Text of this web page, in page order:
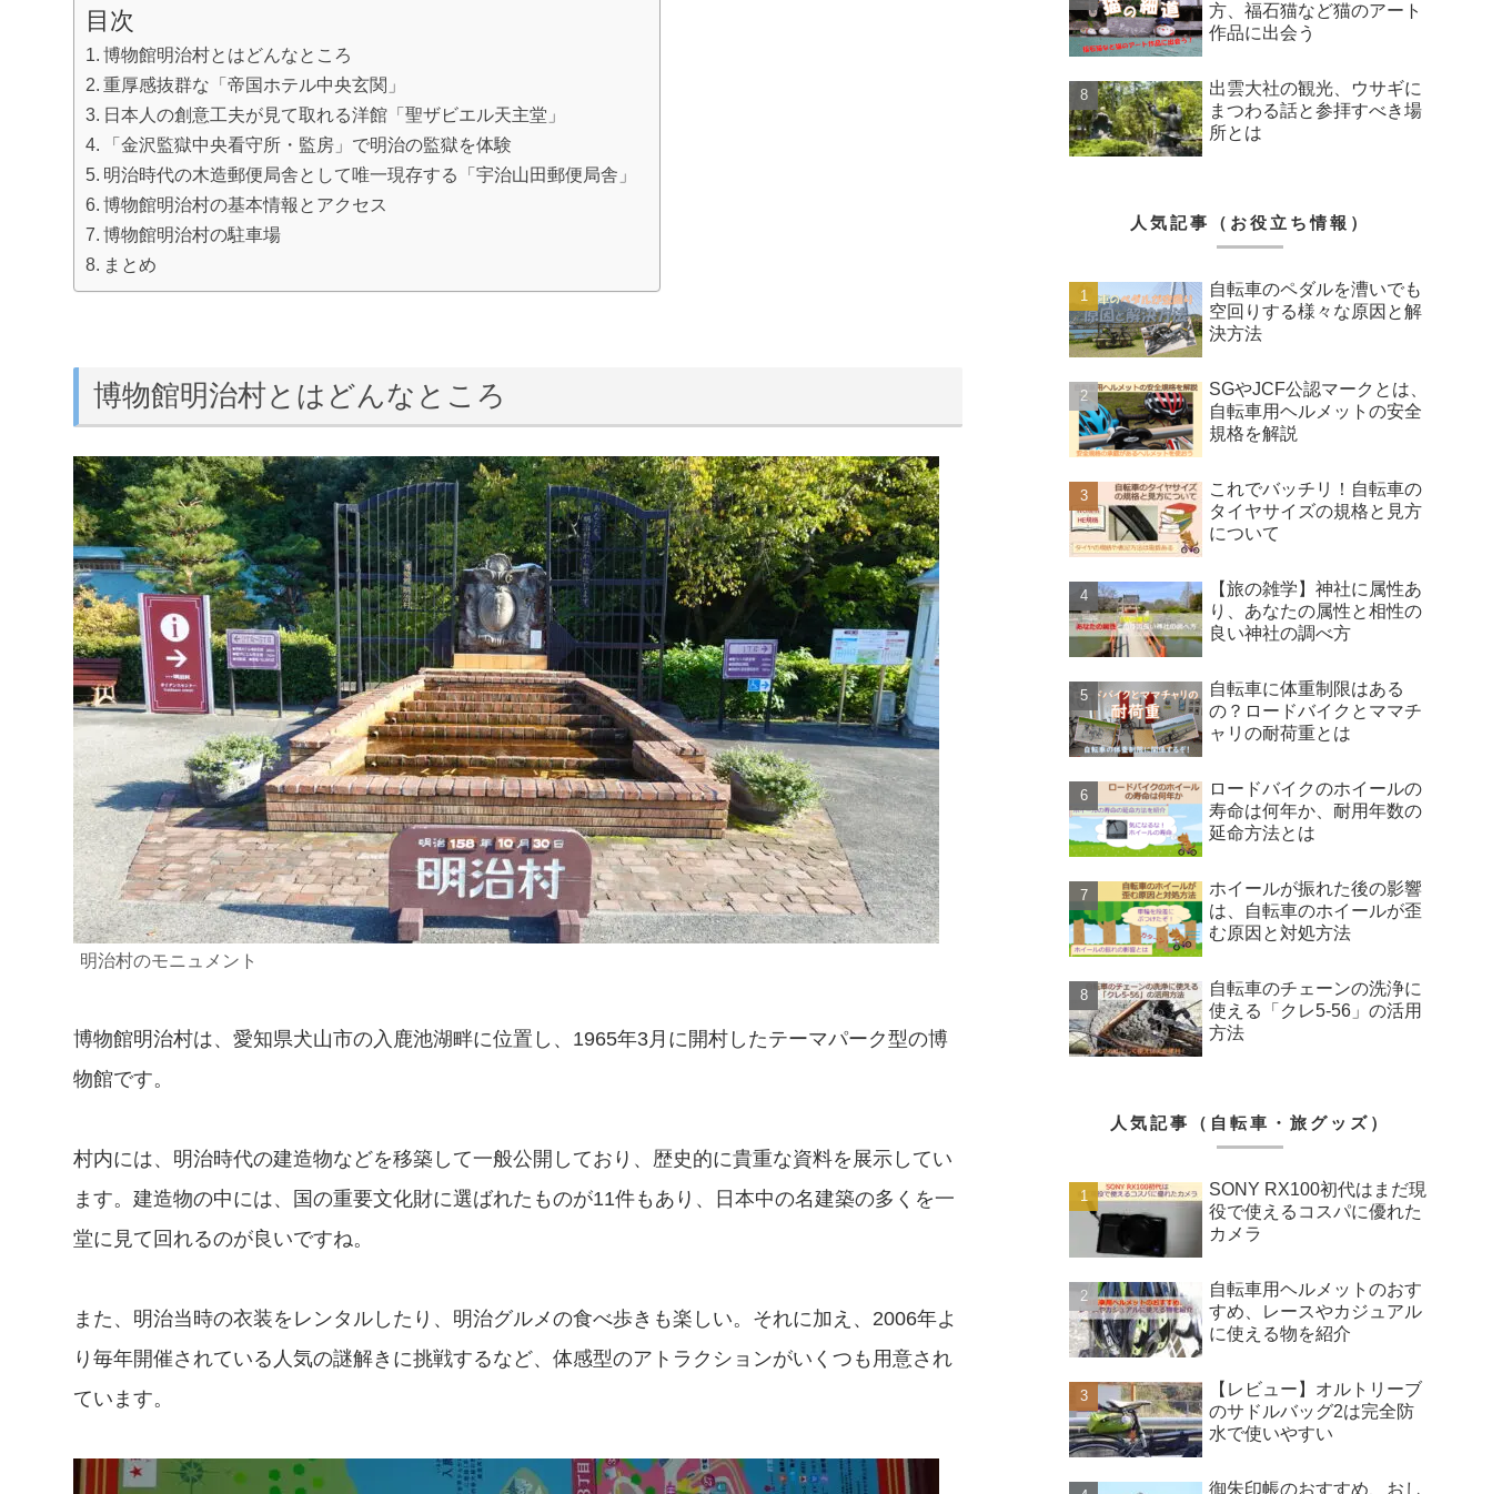
目次
博物館明治村とはどんなところ
重厚感抜群な「帝国ホテル中央玄関」
日本人の創意工夫が見て取れる洋館「聖ザビエル天主堂」
「金沢監獄中央看守所・監房」で明治の監獄を体験
明治時代の木造郵便局舎として唯一現存する「宇治山田郵便局舎」
博物館明治村の基本情報とアクセス
博物館明治村の駐車場
まとめ
博物館明治村とはどんなところ
明治村のモニュメント
博物館明治村は、愛知県犬山市の入鹿池湖畔に位置し、1965年3月に開村したテーマパーク型の博
物館です。
村内には、明治時代の建造物などを移築して一般公開しており、歴史的に貴重な資料を展示してい
ます。建造物の中には、国の重要文化財に選ばれたものが11件もあり、日本中の名建築の多くを一
堂に見て回れるのが良いですね。
また、明治当時の衣装をレンタルしたり、明治グルメの食べ歩きも楽しい。それに加え、2006年よ
り毎年開催されている人気の謎解きに挑戦するなど、体感型のアトラクションがいくつも用意され
ています。
方、福石猫など猫のアート
作品に出会う
出雲大社の観光、ウサギに
まつわる話と参拝すべき場
所とは
人気記事（お役立ち情報）
自転車のペダルを漕いでも
空回りする様々な原因と解
決方法
SGやJCF公認マークとは、
自転車用ヘルメットの安全
規格を解説
これでバッチリ！自転車の
タイヤサイズの規格と見方
について
【旅の雑学】神社に属性あ
り、あなたの属性と相性の
良い神社の調べ方
自転車に体重制限はある
の？ロードバイクとママチ
ャリの耐荷重とは
ロードバイクのホイールの
寿命は何年か、耐用年数の
延命方法とは
ホイールが振れた後の影響
は、自転車のホイールが歪
む原因と対処方法
自転車のチェーンの洗浄に
使える「クレ5-56」の活用
方法
人気記事（自転車・旅グッズ）
SONY RX100初代はまだ現
役で使えるコスパに優れた
カメラ
自転車用ヘルメットのおす
すめ、レースやカジュアル
に使える物を紹介
【レビュー】オルトリーブ
のサドルバッグ2は完全防
水で使いやすい
御朱印帳のおすすめ、おし